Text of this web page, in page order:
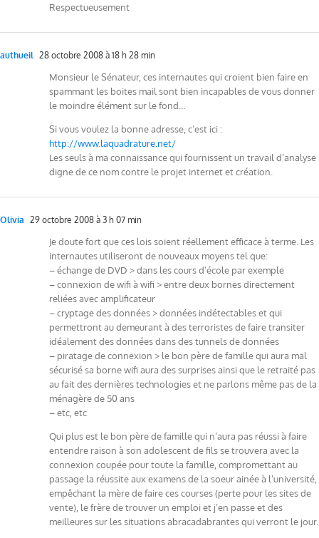
Respectueusement
authueil 28 octobre 2008 à 18 h 28 min
Monsieur le Sénateur, ces internautes qui croient bien faire en
spammant les boites mail sont bien incapables de vous donner
le moindre élément sur le fond…
Si vous voulez la bonne adresse, c’est ici :
http://www.laquadrature.net/
Les seuls à ma connaissance qui fournissent un travail d’analyse
digne de ce nom contre le projet internet et création.
Olivia 29 octobre 2008 à 3 h 07 min
Je doute fort que ces lois soient réellement efficace à terme. Les
internautes utiliseront de nouveaux moyens tel que:
– échange de DVD > dans les cours d’école par exemple
– connexion de wifi à wifi > entre deux bornes directement
reliées avec amplificateur
– cryptage des données > données indétectables et qui
permettront au demeurant à des terroristes de faire transiter
idéalement des données dans des tunnels de données
– piratage de connexion > le bon père de famille qui aura mal
sécurisé sa borne wifi aura des surprises ainsi que le retraité pas
au fait des dernières technologies et ne parlons même pas de la
ménagère de 50 ans
– etc, etc
Qui plus est le bon père de famille qui n’aura pas réussi à faire
entendre raison à son adolescent de fils se trouvera avec la
connexion coupée pour toute la famille, compromettant au
passage la réussite aux examens de la soeur ainée à l’université,
empêchant la mère de faire ces courses (perte pour les sites de
vente), le frère de trouver un emploi et j’en passe et des
meilleures sur les situations abracadabrantes qui verront le jour.